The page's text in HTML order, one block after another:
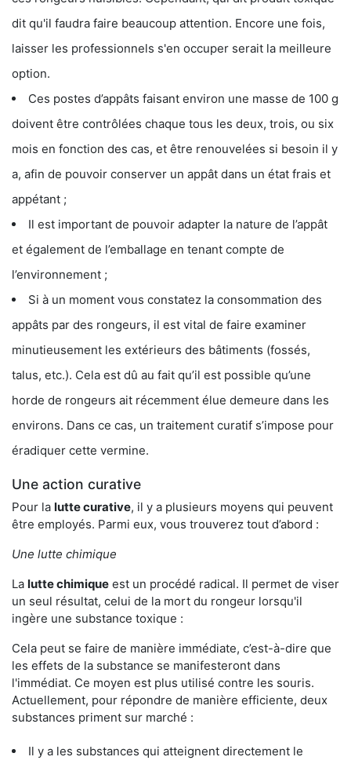
dit qu'il faudra faire beaucoup attention. Encore une fois,
laisser les professionnels s'en occuper serait la meilleure
option.
Ces postes d’appâts faisant environ une masse de 100 g
doivent être contrôlées chaque tous les deux, trois, ou six
mois en fonction des cas, et être renouvelées si besoin il y
a, afin de pouvoir conserver un appât dans un état frais et
appétant ;
Il est important de pouvoir adapter la nature de l’appât
et également de l’emballage en tenant compte de
l’environnement ;
Si à un moment vous constatez la consommation des
appâts par des rongeurs, il est vital de faire examiner
minutieusement les extérieurs des bâtiments (fossés,
talus, etc.). Cela est dû au fait qu’il est possible qu’une
horde de rongeurs ait récemment élue demeure dans les
environs. Dans ce cas, un traitement curatif s’impose pour
éradiquer cette vermine.
Une action curative
Pour la lutte curative, il y a plusieurs moyens qui peuvent
être employés. Parmi eux, vous trouverez tout d’abord :
Une lutte chimique
La lutte chimique est un procédé radical. Il permet de viser
un seul résultat, celui de la mort du rongeur lorsqu'il
ingère une substance toxique :
Cela peut se faire de manière immédiate, c’est-à-dire que
les effets de la substance se manifesteront dans
l'immédiat. Ce moyen est plus utilisé contre les souris.
Actuellement, pour répondre de manière efficiente, deux
substances priment sur marché :
Il y a les substances qui atteignent directement le